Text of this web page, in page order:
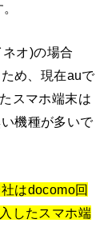
オ)の場合
め、現在auで
スマホ端末は
機種が多いで
はdocomo回
したスマホ端